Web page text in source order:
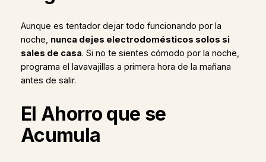
Aunque es tentador dejar todo funcionando por la
noche, nunca dejes electrodomésticos solos si
sales de casa. Si no te sientes cómodo por la noche,
programa el lavavajillas a primera hora de la mañana
antes de salir.
El Ahorro que se
Acumula